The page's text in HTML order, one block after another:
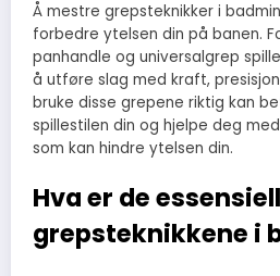
Å mestre grepsteknikker i
forbedre ytelsen din på banen.
panhandle og universalgrep
å utføre slag med kraft,
bruke disse grepene riktig kan
spillestilen din og hjelpe deg
som kan hindre ytelsen din.
Hva er de
grepsteknikkene i